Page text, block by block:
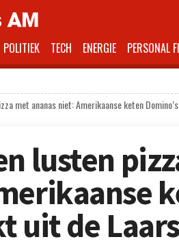
POLITIEK TECH ENERGIE PERSONAL
met ananas niet: Amerikaanse keten
lusten
uit de Laars